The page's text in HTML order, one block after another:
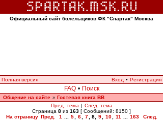
Официальный сайт болельщиков ФК "Спартак" Москва
Полная версия Вход • Регистрация
FAQ • Поиск
Общение на сайте » Гостевая книга ВВ
Пред. тема | След. тема
Страница 8 из 163 [ Сообщений: 8150 ]
На страницу Пред. 1 5 6 7 8, 9 10 11 163
След.